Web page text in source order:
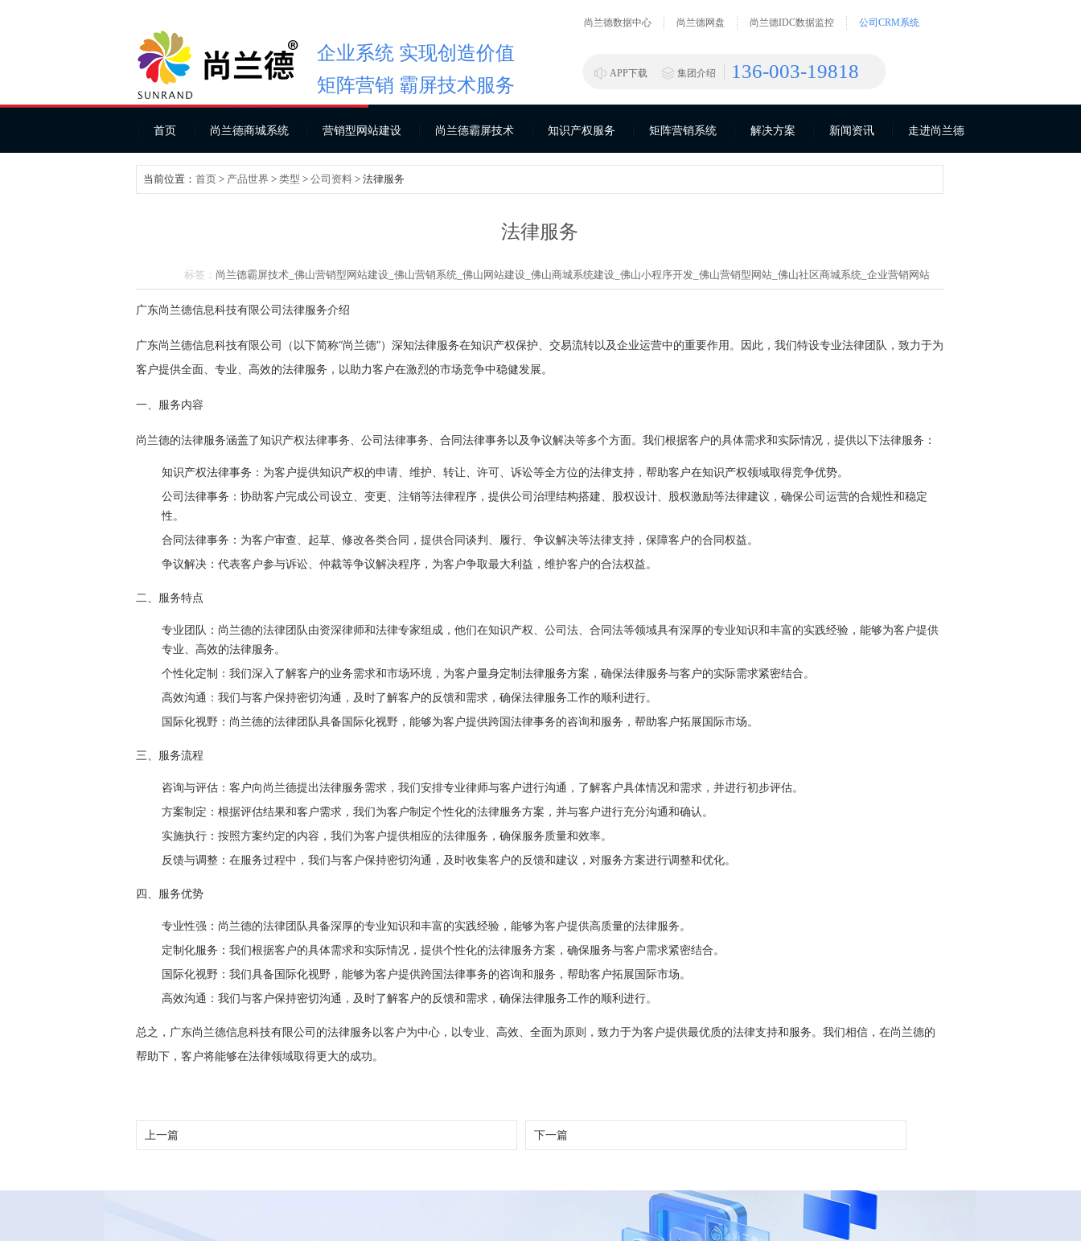
企业系统 实现创造价值
矩阵营销 霸屏技术服务
尚兰德数据中心 尚兰德网盘 尚兰德IDC数据监控 公司CRM系统
APP下载 集团介绍 136-003-19818
首页 尚兰德商城系统 营销型网站建设 尚兰德霸屏技术 知识产权服务 矩阵营销系统 解决方案 新闻资讯 走进尚兰德
当前位置： 首页 > 产品世界 > 类型 > 公司资料 > 法律服务
法律服务
标签： 尚兰德霸屏技术_ 佛山营销型网站建设_ 佛山营销系统_ 佛山网站建设_ 佛山商城系统建设_ 佛山小程序开发_ 佛山营销型网站_ 佛山社区商城系统_ 企业营销网站
广东尚兰德信息科技有限公司法律服务介绍
广东尚兰德信息科技有限公司（以下简称“尚兰德”）深知法律服务在知识产权保护、交易流转以及企业运营中的重要作用。因此，我们特设专业法律团队，致力于为
客户提供全面、专业、高效的法律服务，以助力客户在激烈的市场竞争中稳健发展。
一、服务内容
尚兰德的法律服务涵盖了知识产权法律事务、公司法律事务、合同法律事务以及争议解决等多个方面。我们根据客户的具体需求和实际情况，提供以下法律服务：
知识产权法律事务：为客户提供知识产权的申请、维护、转让、许可、诉讼等全方位的法律支持，帮助客户在知识产权领域取得竞争优势。
公司法律事务：协助客户完成公司设立、变更、注销等法律程序，提供公司治理结构搭建、股权设计、股权激励等法律建议，确保公司运营的合规性和稳定
性。
合同法律事务：为客户审查、起草、修改各类合同，提供合同谈判、履行、争议解决等法律支持，保障客户的合同权益。
争议解决：代表客户参与诉讼、仲裁等争议解决程序，为客户争取最大利益，维护客户的合法权益。
二、服务特点
专业团队：尚兰德的法律团队由资深律师和法律专家组成，他们在知识产权、公司法、合同法等领域具有深厚的专业知识和丰富的实践经验，能够为客户提供
专业、高效的法律服务。
个性化定制：我们深入了解客户的业务需求和市场环境，为客户量身定制法律服务方案，确保法律服务与客户的实际需求紧密结合。
高效沟通：我们与客户保持密切沟通，及时了解客户的反馈和需求，确保法律服务工作的顺利进行。
国际化视野：尚兰德的法律团队具备国际化视野，能够为客户提供跨国法律事务的咨询和服务，帮助客户拓展国际市场。
三、服务流程
咨询与评估：客户向尚兰德提出法律服务需求，我们安排专业律师与客户进行沟通，了解客户具体情况和需求，并进行初步评估。
方案制定：根据评估结果和客户需求，我们为客户制定个性化的法律服务方案，并与客户进行充分沟通和确认。
实施执行：按照方案约定的内容，我们为客户提供相应的法律服务，确保服务质量和效率。
反馈与调整：在服务过程中，我们与客户保持密切沟通，及时收集客户的反馈和建议，对服务方案进行调整和优化。
四、服务优势
专业性强：尚兰德的法律团队具备深厚的专业知识和丰富的实践经验，能够为客户提供高质量的法律服务。
定制化服务：我们根据客户的具体需求和实际情况，提供个性化的法律服务方案，确保服务与客户需求紧密结合。
国际化视野：我们具备国际化视野，能够为客户提供跨国法律事务的咨询和服务，帮助客户拓展国际市场。
高效沟通：我们与客户保持密切沟通，及时了解客户的反馈和需求，确保法律服务工作的顺利进行。
总之，广东尚兰德信息科技有限公司的法律服务以客户为中心，以专业、高效、全面为原则，致力于为客户提供最优质的法律支持和服务。我们相信，在尚兰德的
帮助下，客户将能够在法律领域取得更大的成功。
上一篇 下一篇